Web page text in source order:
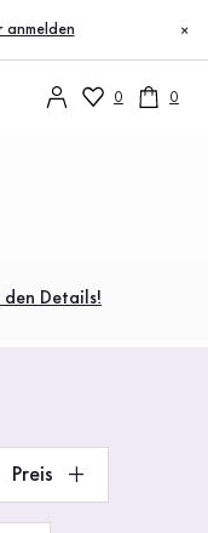
×
0 0
den Details!
Preis